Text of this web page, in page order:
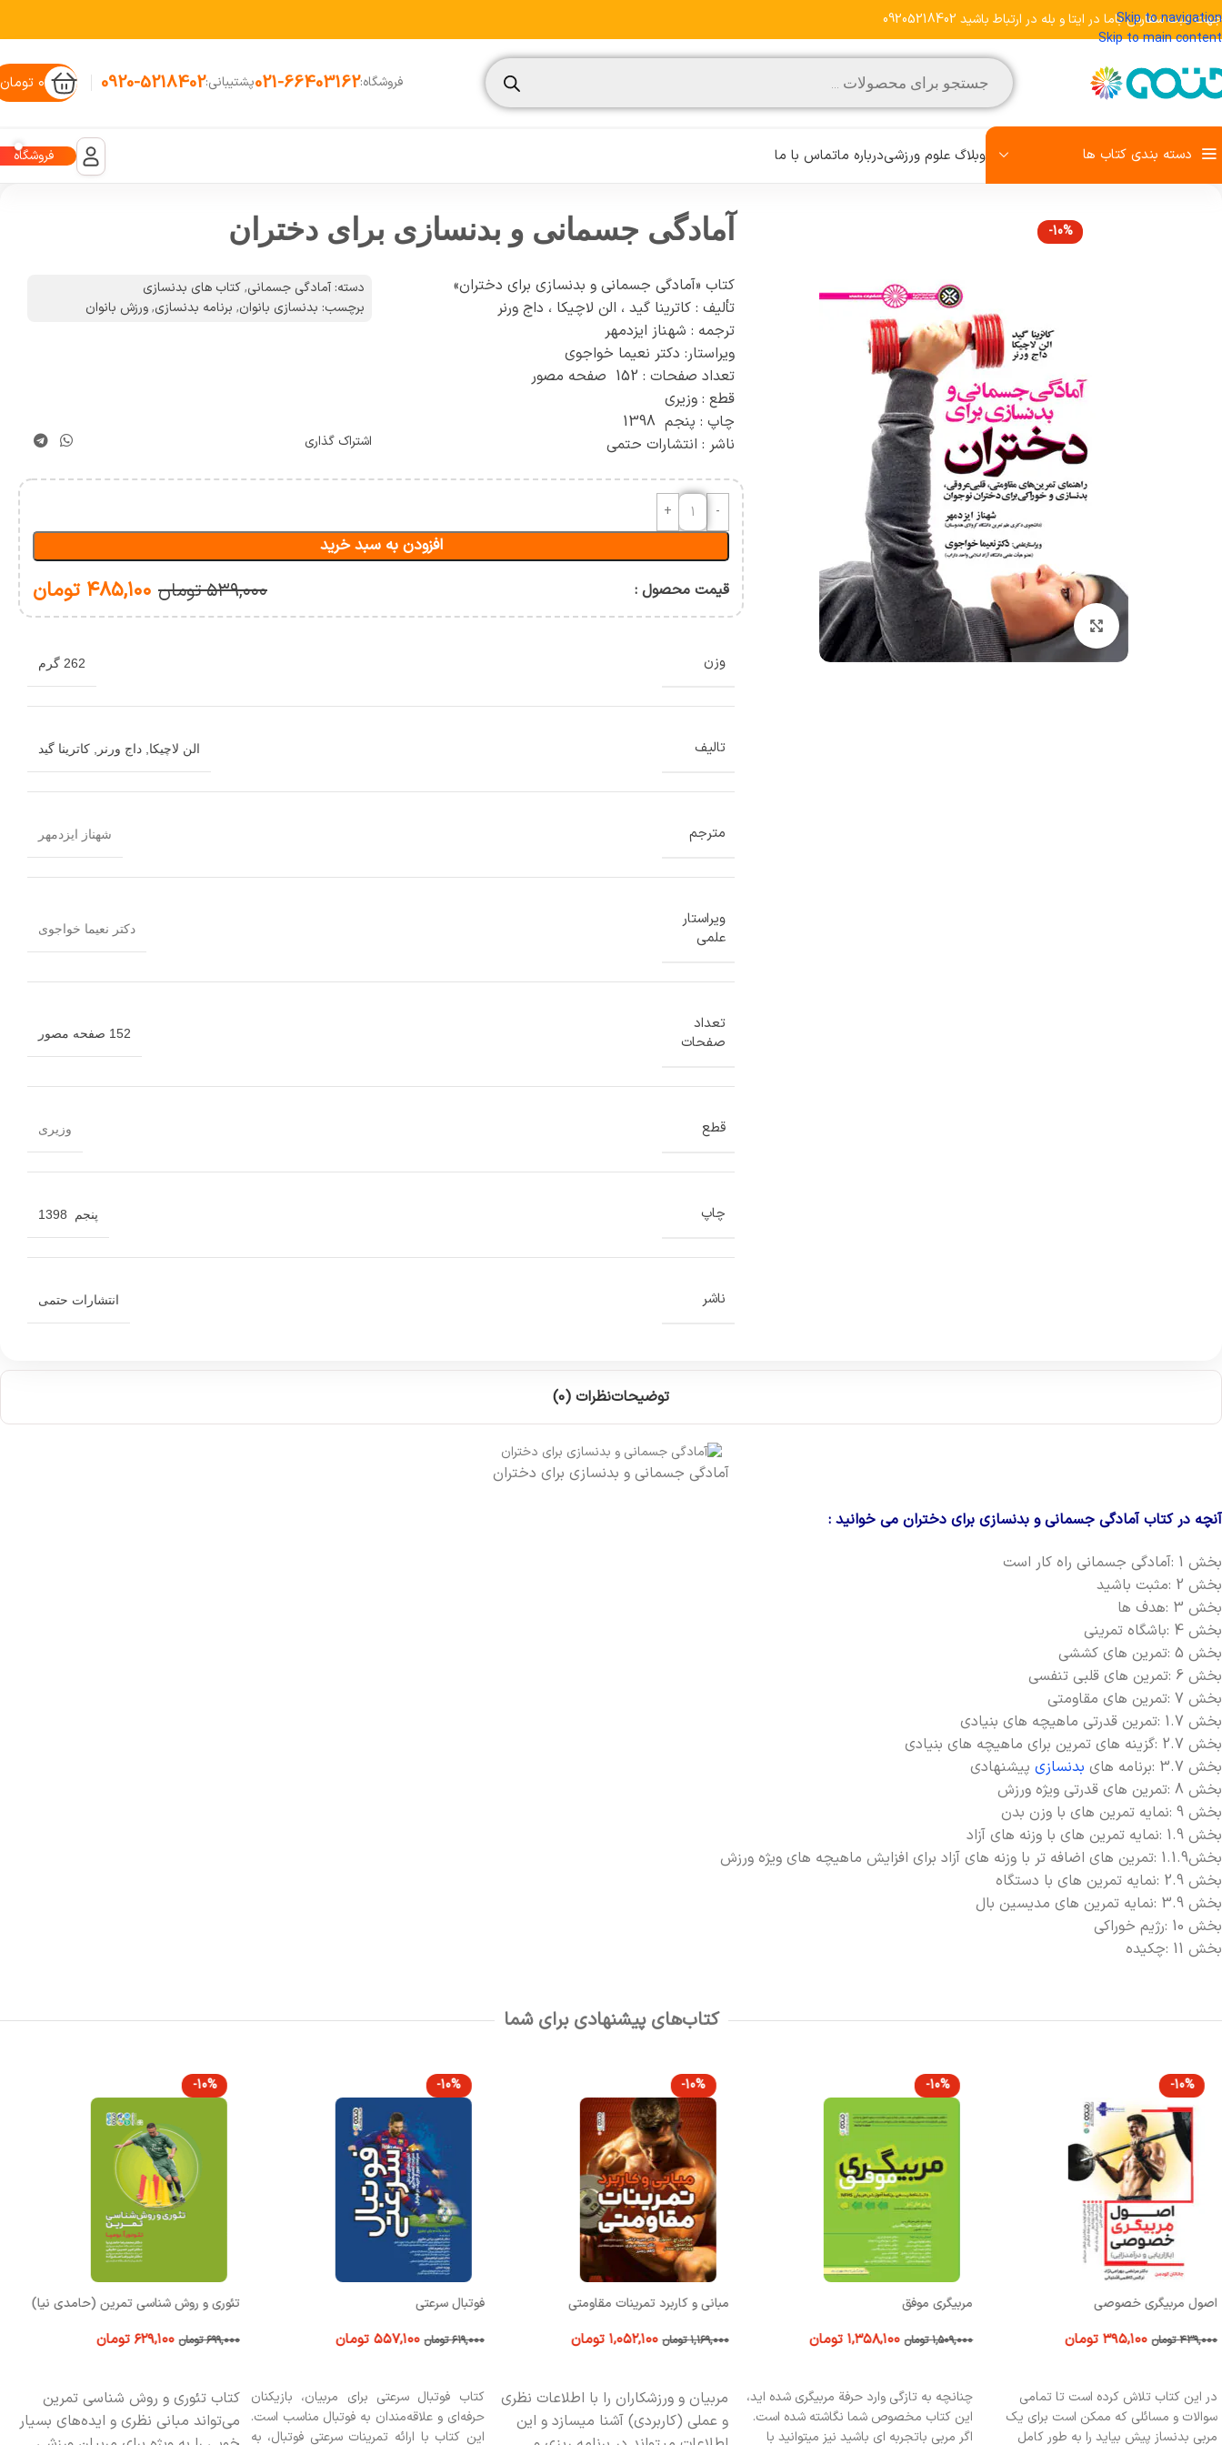
Skip to navigation
Skip to main content
جهت ثبت سفارش باما در ایتا و بله در ارتباط باشید 09205218402
فروشگاه:021-66403162پشتیبانی:0920-5218402 ۰ تومان
دسته بندی کتاب ها
مشاهده تمامی کتاب‌ها
فیزیولوژی ورزشی
روانشناسی ورزشی
روش تحقیق
زبان تخصصی
آمادگی جسمانی
کنکور تربیت بدنی
آمار سنجش و اندازه گیری
آناتومی و فیزیولوژِی انسان
نسیم
تغذیه ورزشی
مدیریت ورزشی
آسیب شناسی و حرکات اصلاحی
حرکت شناسی و بیومکانیک
ورزشی
وبلاگ علوم ورزشیدرباره ماتماس با ما فروشگاه
-10%
برای بزرگنمایی کلیک کنید
آمادگی جسمانی و بدنسازی برای دختران
کتاب «آمادگی جسمانی و بدنسازی برای دختران»
تألیف : کاترینا گید ، الن لاچیکا ، داج ورنر
ترجمه : شهناز ایزدمهر
ویراستار: دکتر نعیما خواجوی
تعداد صفحات : 152 صفحه مصور
قطع : وزیری
چاپ : پنجم 1398
ناشر : انتشارات حتمی
دسته: آمادگی جسمانی, کتاب های بدنسازی
برچسب: بدنسازی بانوان, برنامه بدنسازی, ورزش بانوان
اشتراک گذاری
افزودن به سبد خرید
قیمت محصول : ۵۳۹,۰۰۰ تومان ۴۸۵,۱۰۰ تومان
وزن 262 گرم
تالیف الن لاچیکا داج ورنر کاترینا گید
مترجم شهناز ایزدمهر
ویراستار
علمی
دکتر نعیما خواجوی
تعداد
صفحات
152 صفحه مصور
قطع وزیری
چاپ پنجم 1398
ناشر انتشارات حتمی
توضیحاتنظرات (0)
آمادگی جسمانی و بدنسازی برای دختران
آنچه در کتاب آمادگی جسمانی و بدنسازی برای دختران می خوانید :
بخش 1 :آمادگی جسمانی راه کار است
بخش 2 :مثبت باشید
بخش 3 :هدف ها
بخش 4 :باشگاه تمرینی
بخش 5 :تمرین های کششی
بخش 6 :تمرین های قلبی تنفسی
بخش 7 :تمرین های مقاومتی
بخش 1.7 :تمرین قدرتی ماهیچه های بنیادی
بخش 2.7 :گزینه های تمرین برای ماهیچه های بنیادی
بخش 3.7 :برنامه های
بدنسازی پیشنهادی
بخش 8 :تمرین های قدرتی ویژه ورزش
بخش 9 :نمایه تمرین های با وزن بدن
بخش 1.9 :نمایه تمرین های با وزنه های آزاد
بخش1.1.9 :تمرین های اضافه تر با وزنه های آزاد برای افزایش ماهیچه های ویژه ورزش
بخش 2.9 :نمایه تمرین های با دستگاه
بخش 3.9 :نمایه تمرین های مدیسین بال
بخش 10 :رژیم خوراکی
بخش 11 :چکیده
کتاب‌های پیشنهادی برای شما
-10%
اصول مربیگری خصوصی
۴۳۹,۰۰۰ تومان ۳۹۵,۱۰۰ تومان
در اين کتاب تلاش کرده است تا تمامي
سوالات و مسائلي که ممکن است براي يک
مربي بدنساز پيش بيايد را به طور کامل
-10%
مربیگری موفق
۱,۵۰۹,۰۰۰ تومان ۱,۳۵۸,۱۰۰ تومان
چنانچه به تازگي وارد حرفة مربيگري شده ايد،
اين كتاب مخصوص شما نگاشته شده است.
اگر مربي باتجربه اي باشيد نيز ميتوانيد با
-10%
مبانی و کاربرد تمرینات مقاومتی
۱,۱۶۹,۰۰۰ تومان ۱,۰۵۲,۱۰۰ تومان
مربیان و ورزشکاران را با اطلاعات نظری
و عملی (کاربردی) آشنا می­سازد و این
-10%
فوتبال سرعتی
۶۱۹,۰۰۰ تومان ۵۵۷,۱۰۰ تومان
کتاب فوتبال سرعتی برای مربیان، بازیکنان
حرفه‌ای و علاقه‌مندان به فوتبال مناسب است.
این کتاب با ارائه تمرینات سرعتی فوتبال، به
-10%
تئوری و روش شناسی تمرین (حامدی نیا)
۶۹۹,۰۰۰ تومان ۶۲۹,۱۰۰ تومان
کتاب تئوری و روش شناسی تمرین
می‏‌تواند مبانی نظری و ایده‌‏های بسیار